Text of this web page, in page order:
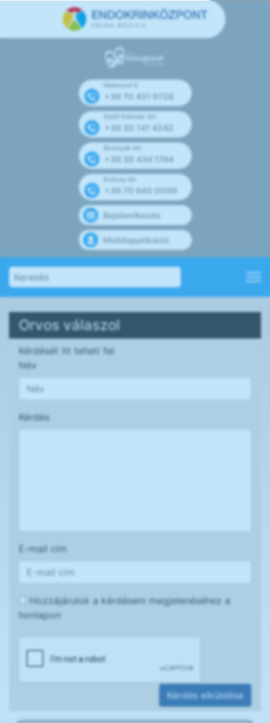
Mammut II
+36 70 431 9728
Széll Kálmán tér
+36 30 141 4242
Bosnyák tér
+36 30 434 1744
Kolosy tér
+36 70 940 0099
Bejelentkezés
Mobilapplikáció
Orvos válaszol
Kérdését itt teheti fel
Név
Kérdés
E-mail cím
Hozzájárulok a kérdésem megjelenéséhez a
honlapon
Kérdés elküldése